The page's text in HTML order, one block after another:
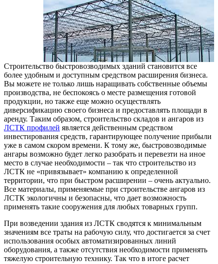
Строительство быстровозводимых зданий становится все
более удобным и доступным средством расширения бизнеса.
Вы можете не только лишь наращивать собственные объемы
производства, не беспокоясь о месте размещения готовой
продукции, но также еще можно осуществлять
диверсификацию своего бизнеса и предоставлять площади в
аренду. Таким образом, строительство складов и ангаров из
ЛСТК профилей является действенным средством
инвестирования средств, гарантирующее получение прибыли
уже в самом скором времени. К тому же, быстровозводимые
ангары возможно будет легко разобрать и перевезти на иное
место в случае необходимости – так что строительство из
ЛСТК не «привязывает» компанию к определенной
территории, что при быстром расширении – очень актуально.
Все материалы, применяемые при строительстве ангаров из
ЛСТК экологичны и безопасны, что дает возможность
применять такие сооружения для любых товарных групп.
При возведении здания из ЛСТК сводятся к минимальным
значениям все траты на рабочую силу, что достигается за счет
использования особых автоматизированных линий
оборудования, а также отсутствия необходимости применять
тяжелую строительную технику. Так что в итоге расчет